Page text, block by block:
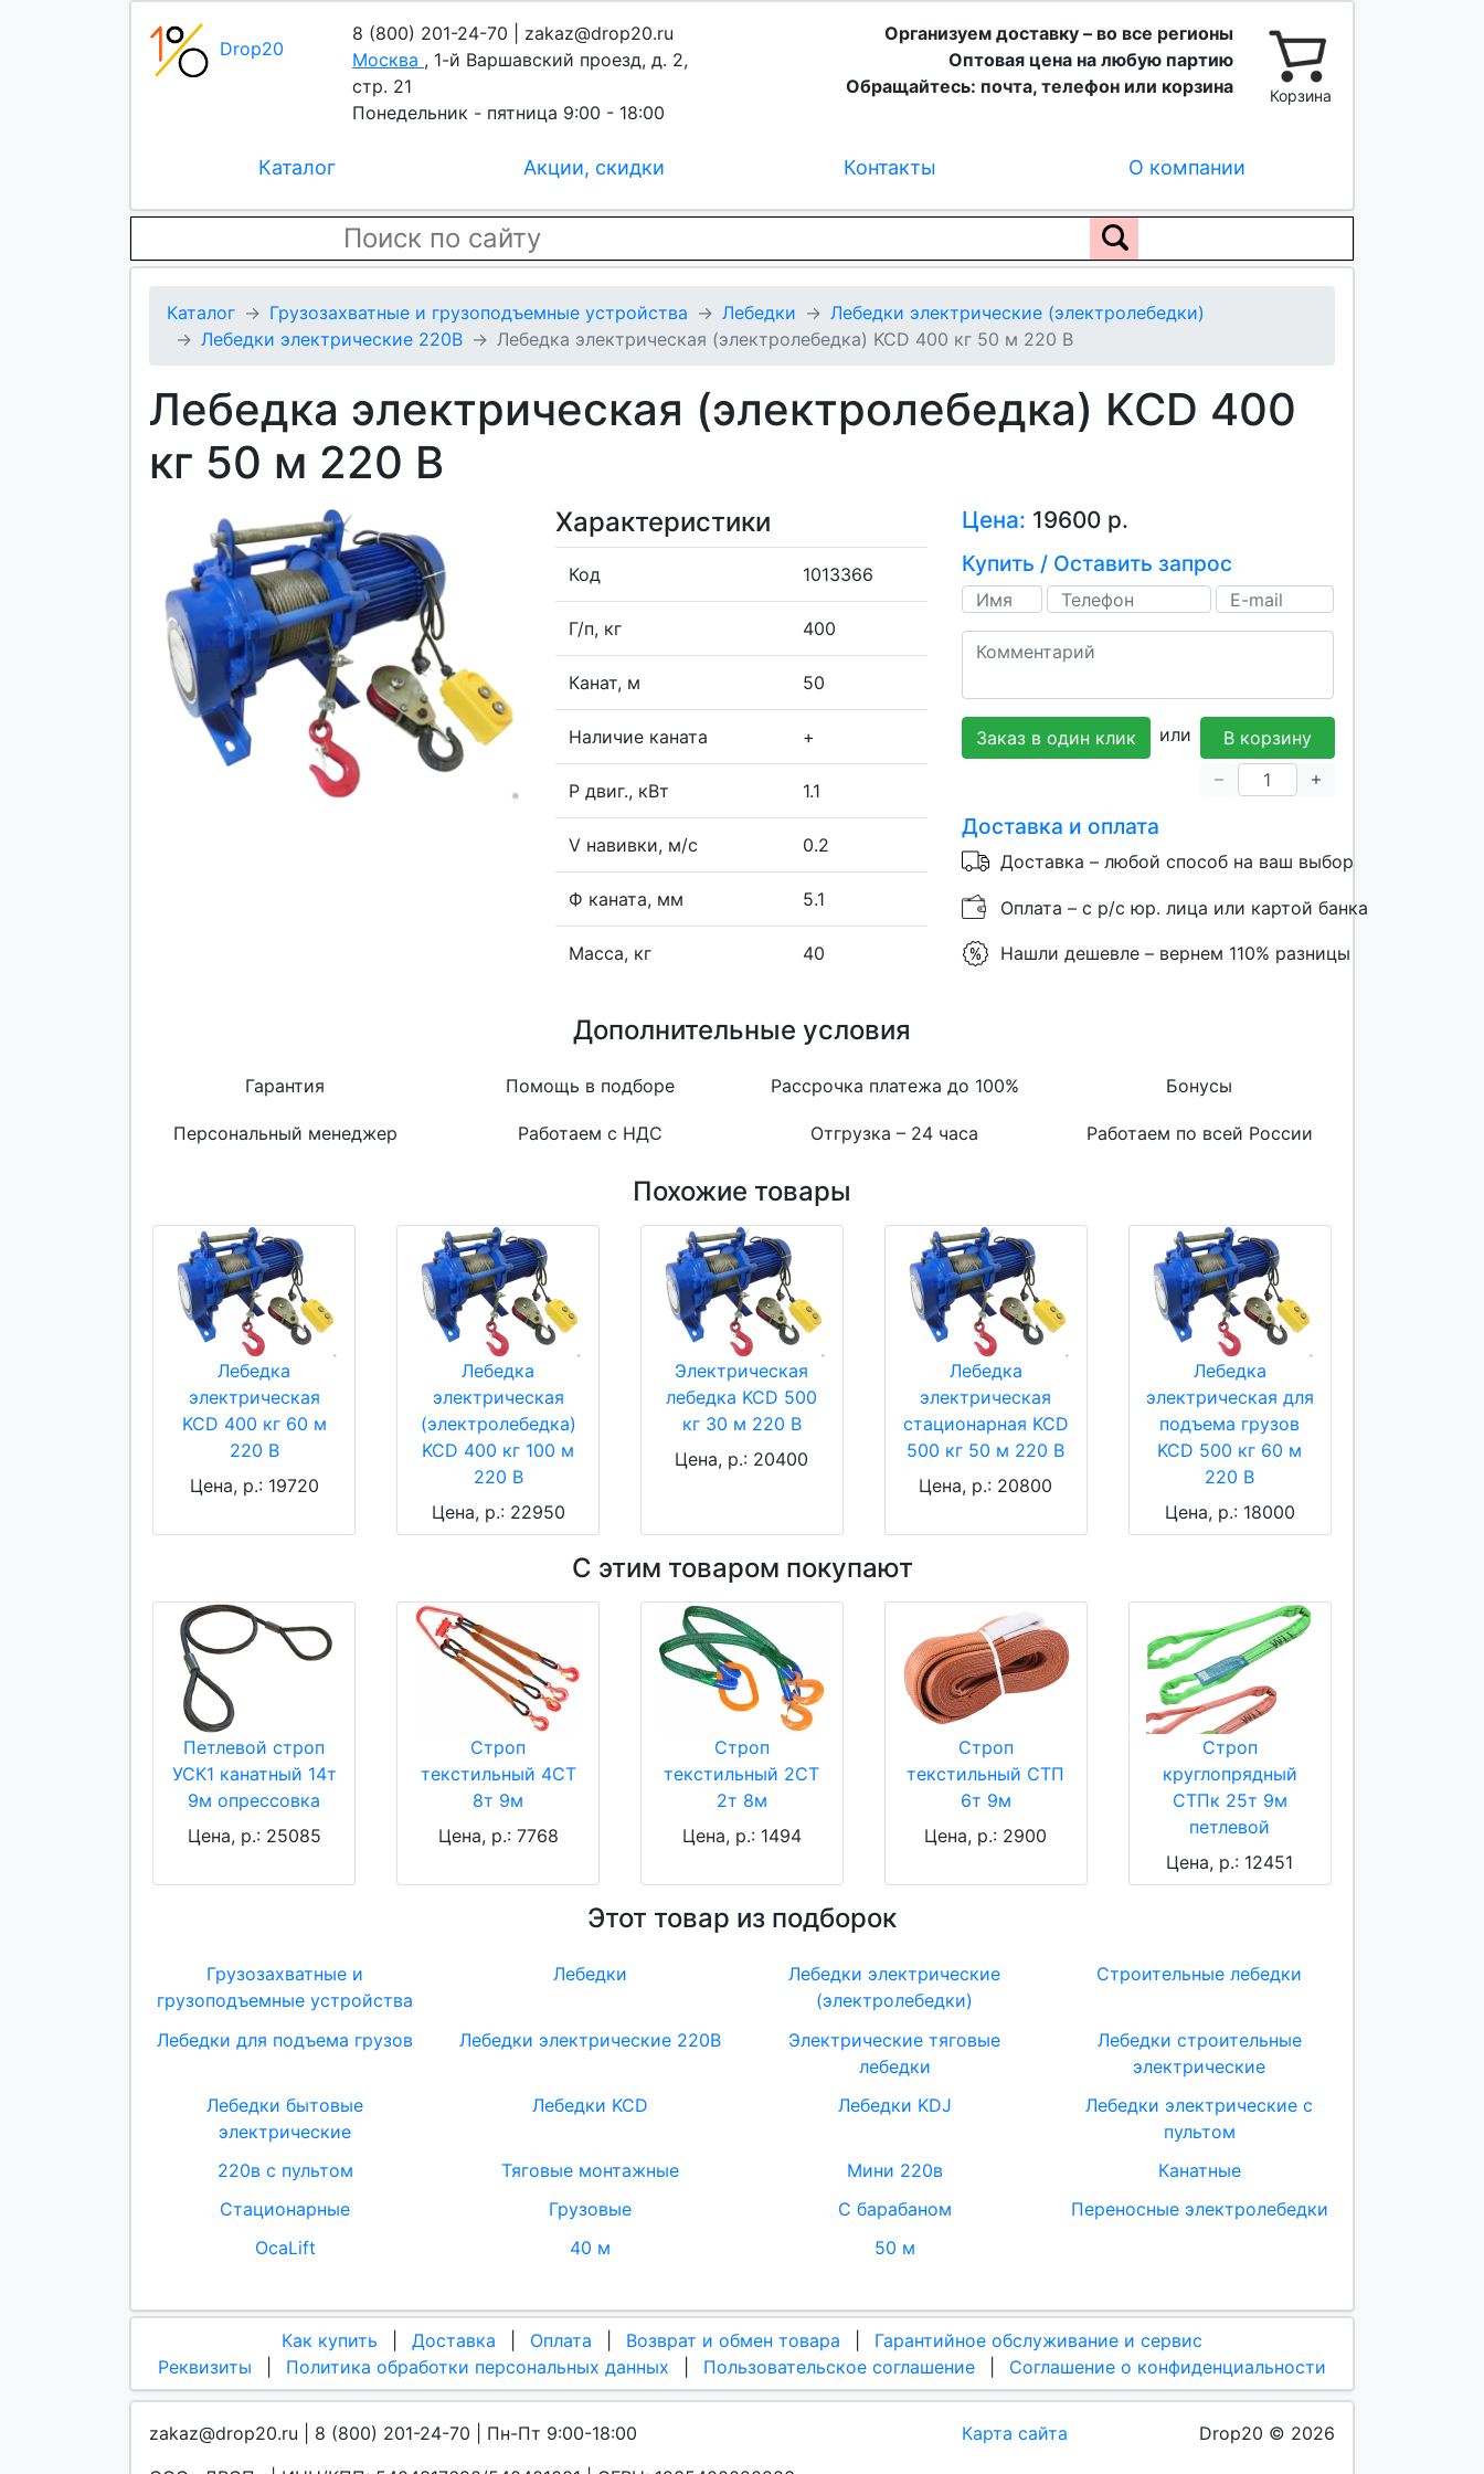
Drop20
8 (800) 201-24-70 | zakaz@drop20.ru
Москва , 1-й Варшавский проезд, д. 2,
стр. 21
Понедельник - пятница 9:00 - 18:00
Организуем доставку – во все регионы
Оптовая цена на любую партию
Обращайтесь: почта, телефон или корзина
Корзина
Каталог Акции, скидки Контакты О компании
Каталог Грузозахватные и грузоподъемные устройства Лебедки
Лебедки электрические (электролебедки)
Лебедки электрические 220В
Лебедка электрическая (электролебедка) KCD 400 кг 50 м 220 В
Лебедка электрическая (электролебедка) KCD 400
кг 50 м 220 В
Характеристики
Код 1013366
Г/п, кг 400
Канат, м 50
Наличие каната +
P двиг., кВт 1.1
V навивки, м/с 0.2
Ф каната, мм 5.1
Масса, кг 40
Цена: 19600 р.
Купить / Оставить запрос
Заказ в один клик или В корзину
Доставка и оплата
Доставка – любой способ на ваш выбор
Оплата – с р/с юр. лица или картой банка
Нашли дешевле – вернем 110% разницы
Дополнительные условия
Гарантия Помощь в подборе Рассрочка платежа до 100% Бонусы
Персональный менеджер Работаем с НДС Отгрузка – 24 часа Работаем по всей России
Похожие товары
Лебедка
электрическая
KCD 400 кг 60 м
220 В
Цена, р.: 19720
Лебедка
электрическая
(электролебедка)
KCD 400 кг 100 м
220 В
Цена, р.: 22950
Электрическая
лебедка KCD 500
кг 30 м 220 В
Цена, р.: 20400
Лебедка
электрическая
стационарная KCD
500 кг 50 м 220 В
Цена, р.: 20800
Лебедка
электрическая для
подъема грузов
KCD 500 кг 60 м
220 В
Цена, р.: 18000
С этим товаром покупают
Петлевой строп
УСК1 канатный 14т
9м опрессовка
Цена, р.: 25085
Строп
текстильный 4СТ
8т 9м
Цена, р.: 7768
Строп
текстильный 2СТ
2т 8м
Цена, р.: 1494
Строп
текстильный СТП
6т 9м
Цена, р.: 2900
Строп
круглопрядный
СТПк 25т 9м
петлевой
Цена, р.: 12451
Этот товар из подборок
Грузозахватные и
грузоподъемные устройства
Лебедки
Лебедки электрические
(электролебедки)
Строительные лебедки
Лебедки для подъема грузов Лебедки электрические 220В
Электрические тяговые
лебедки
Лебедки строительные
электрические
Лебедки бытовые
электрические
Лебедки KCD Лебедки KDJ
Лебедки электрические с
пультом
220в с пультом
Тяговые монтажные Мини 220в
Канатные
Стационарные
Грузовые С барабаном
Переносные электролебедки
OcaLift
40 м 50 м
Как купить Доставка Оплата Возврат и обмен товара
Гарантийное обслуживание и сервис
Реквизиты
Политика обработки персональных данных Пользовательское соглашение Соглашение о конфиденциальности
zakaz@drop20.ru | 8 (800) 201-24-70 | Пн-Пт 9:00-18:00
Карта сайта Drop20 © 2026